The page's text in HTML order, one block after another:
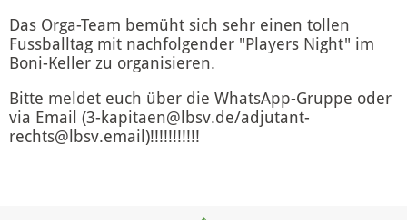
Das Orga-Team bemüht sich sehr einen tollen
Fussballtag mit nachfolgender "Players Night" im
Boni-Keller zu organisieren.
Bitte meldet euch über die WhatsApp-Gruppe oder
via Email (3-kapitaen@lbsv.de/adjutant-
rechts@lbsv.email)!!!!!!!!!!!